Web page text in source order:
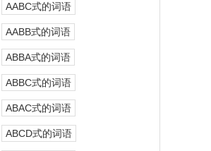
AABC式的词语
AABB式的词语
ABBA式的词语
ABBC式的词语
ABAC式的词语
ABCD式的词语